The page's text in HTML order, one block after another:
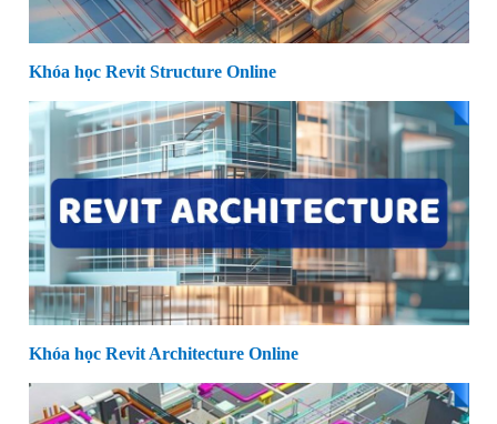
Khóa học Revit Structure Online
Khóa học Revit Architecture Online